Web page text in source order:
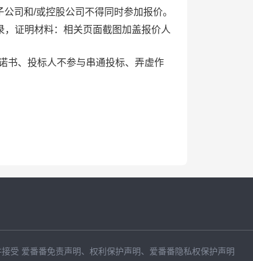
司和/或控股公司不得同时参加报价。
，证明材料：相关页面截图加盖报价人
书、投标人不参与串通投标、弄虚作
受 爱番番免责声明 、 权利保护声明 、 爱番番隐私权保护声明